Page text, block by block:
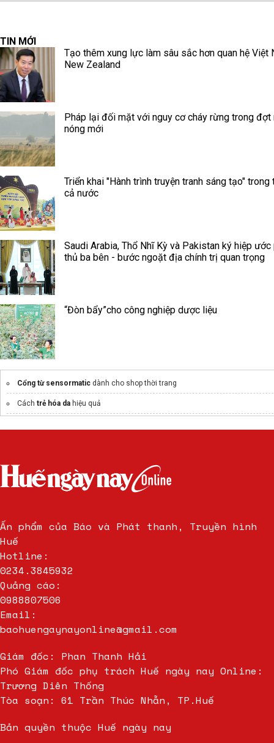
TIN MỚI
Tạo thêm xung lực làm sâu sắc hơn quan hệ Việt
New Zealand
Pháp lại đối mặt với nguy cơ cháy rừng trong đợt
nóng mới
Triển khai "Hành trình truyện tranh sáng tạo" trong
cả nước
Saudi Arabia, Thổ Nhĩ Kỳ và Pakistan ký hiệp ước
thủ ba bên - bước ngoặt địa chính trị quan trọng
“Đòn bẩy”cho công nghiệp dược liệu
Cổng từ sensormatic dành cho shop thời trang
Cách trẻ hóa da hiệu quả
Ấn phẩm của Báo và Phát thanh, Truyền hình
Huế
Hotline:
0234.3845932
Quảng cáo:
0988807506
Email:
baohuengaynayonline@gmail.com
Giám đốc: Phan Thanh Hải
Phó Giám đốc phụ trách Huế ngày nay Online:
Trương Diên Thống
Tòa soạn: 61 Trần Thúc Nhẫn, TP.Huế
Bản quyền thuộc Huế ngày nay